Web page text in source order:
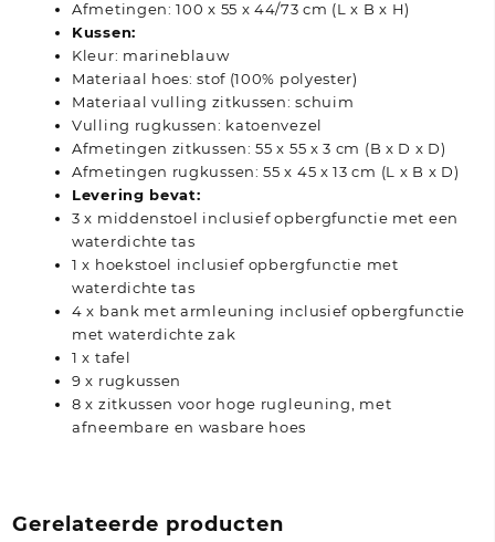
Afmetingen: 100 x 55 x 44/73 cm (L x B x H)
Kussen:
Kleur: marineblauw
Materiaal hoes: stof (100% polyester)
Materiaal vulling zitkussen: schuim
Vulling rugkussen: katoenvezel
Afmetingen zitkussen: 55 x 55 x 3 cm (B x D x D)
Afmetingen rugkussen: 55 x 45 x 13 cm (L x B x D)
Levering bevat:
3 x middenstoel inclusief opbergfunctie met een
waterdichte tas
1 x hoekstoel inclusief opbergfunctie met
waterdichte tas
4 x bank met armleuning inclusief opbergfunctie
met waterdichte zak
1 x tafel
9 x rugkussen
8 x zitkussen voor hoge rugleuning, met
afneembare en wasbare hoes
Gerelateerde producten